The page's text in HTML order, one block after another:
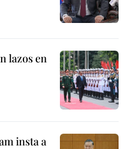
lazos en
insta a